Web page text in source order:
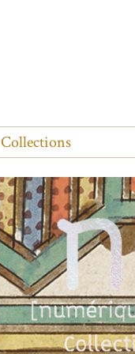
Collections